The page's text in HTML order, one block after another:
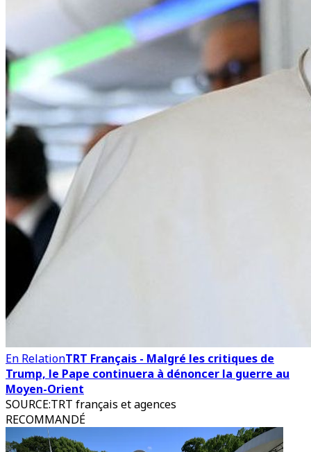
En RelationTRT Français - Malgré les critiques de
Trump, le Pape continuera à dénoncer la guerre au
Moyen-Orient
SOURCE:TRT français et agences
RECOMMANDÉ